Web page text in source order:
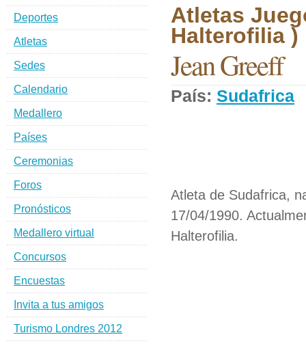
Atletas
Halterofilia )
Jean Greeff
País: Sudafrica
Atleta de Sudafrica,
17/04/1990.
Halterofilia.
Deportes
Atletas
Sedes
Calendario
Medallero
Países
Ceremonias
Foros
Pronósticos
Medallero virtual
Concursos
Encuestas
Invita a tus amigos
Turismo Londres 2012